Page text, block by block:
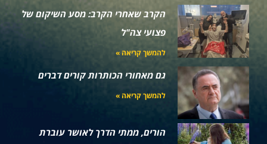
הקרב שאחרי הקרב: מסע השיקום של
פצועי צה"ל
להמשך קריאה »
גם מאחורי הכותרות קורים דברים
להמשך קריאה »
הורים, ממתי הדרך לאושר עוברת